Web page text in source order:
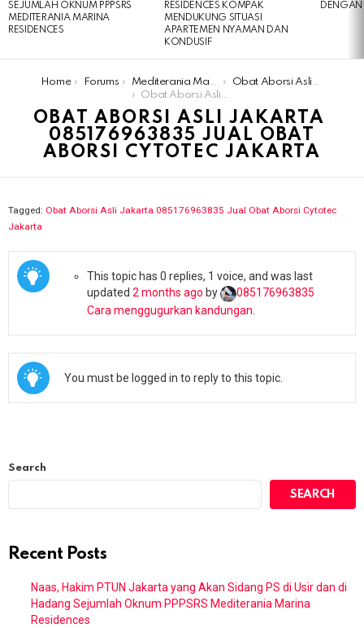
SEJUMLAH OKNUM PPPSRS
MEDITERANIA MARINA
RESIDENCES
RESIDENCES KOMPAK
MENDUKUNG SITUASI
APARTEMEN NYAMAN DAN
KONDUSIF
DENGAN
You are here:
Home Forums Mediterania Marina Residences
Obat Aborsi Asli Jakarta ​​085176963835 Jual Obat Aborsi Cytotec Jakarta
Obat Aborsi Asli Jakarta ​​085176963835 Jual Obat Aborsi Cytotec Jakarta
OBAT ABORSI ASLI JAKARTA ​​
085176963835 JUAL OBAT
ABORSI CYTOTEC JAKARTA
Tagged: Obat Aborsi Asli Jakarta ​​085176963835 Jual Obat Aborsi Cytotec
Jakarta
This topic has 0 replies, 1 voice, and was last
updated 2 months ago by
085176963835​
Cara menggugurkan kandungan.
You must be logged in to reply to this topic.
Search
SEARCH
Recent Posts
Naas, Hakim PTUN Jakarta yang Akan Sidang PS di Usir dan di
Hadang Sejumlah Oknum PPPSRS Mediterania Marina
Residences